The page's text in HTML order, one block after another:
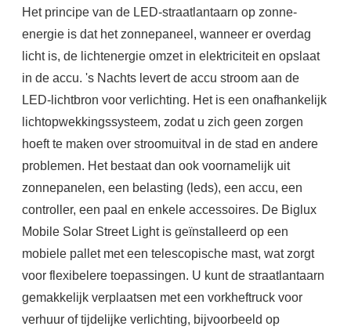
Het principe van de LED-straatlantaarn op zonne-
energie is dat het zonnepaneel, wanneer er overdag
licht is, de lichtenergie omzet in elektriciteit en opslaat
in de accu. 's Nachts levert de accu stroom aan de
LED-lichtbron voor verlichting. Het is een onafhankelijk
lichtopwekkingssysteem, zodat u zich geen zorgen
hoeft te maken over stroomuitval in de stad en andere
problemen. Het bestaat dan ook voornamelijk uit
zonnepanelen, een belasting (leds), een accu, een
controller, een paal en enkele accessoires. De Biglux
Mobile Solar Street Light is geïnstalleerd op een
mobiele pallet met een telescopische mast, wat zorgt
voor flexibelere toepassingen. U kunt de straatlantaarn
gemakkelijk verplaatsen met een vorkheftruck voor
verhuur of tijdelijke verlichting, bijvoorbeeld op